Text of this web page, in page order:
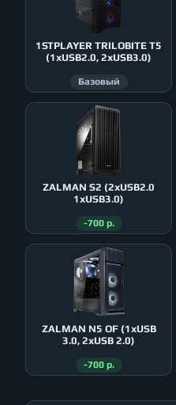
1STPLAYER TRILOBITE T5
(1xUSB2.0, 2xUSB3.0)
Базовый
ZALMAN S2 (2xUSB2.0
1xUSB3.0)
-700 р.
ZALMAN N5 OF (1xUSB
3.0, 2xUSB 2.0)
-700 р.